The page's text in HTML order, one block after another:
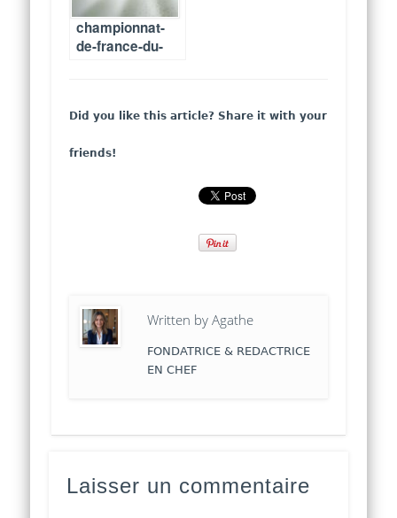
championnat-
de-france-du-
Did you like this article? Share it with your
friends!
Written byAgathe
FONDATRICE & REDACTRICE
EN CHEF
Laisser un commentaire